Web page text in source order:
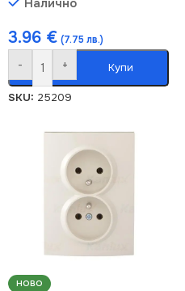
Налично
3.96 € (7.75 лв.)
- + Купи
SKU: 25209
НОВО